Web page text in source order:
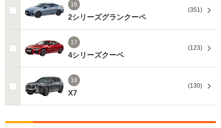
16
2シリーズグランクーペ
(351)
17
4シリーズクーペ
(123)
18
X7
(130)